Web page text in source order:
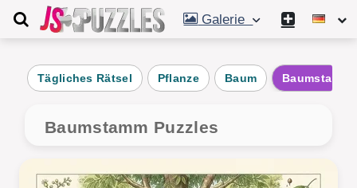
Galerie
Tägliches Rätsel Pflanze Baum Baumstamm
Baumstamm Puzzles